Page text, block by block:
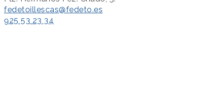
fedetoillescas@fedeto.es
925 53 23 34